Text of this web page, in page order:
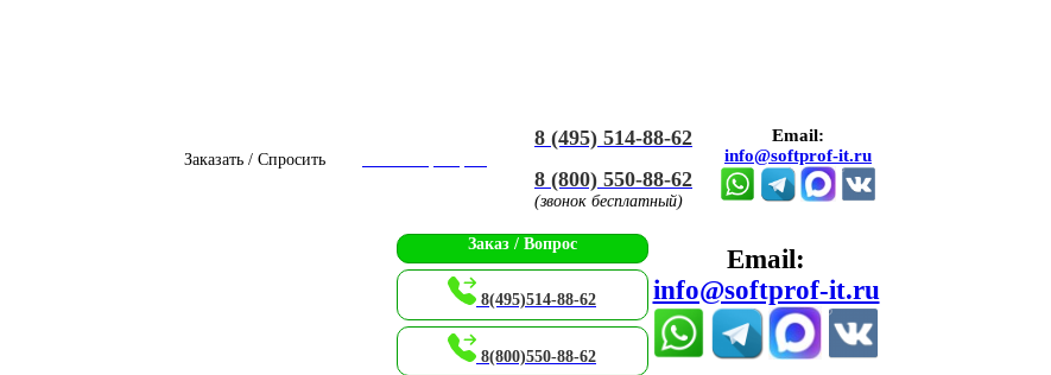
Заказать / Спросить
8 (495) 514-88-62
8 (800) 550-88-62
(звонок бесплатный)
Email:
info@softprof-it.ru
Заказ / Вопрос
8(495)514-88-62
8(800)550-88-62
Email:
info@softprof-it.ru